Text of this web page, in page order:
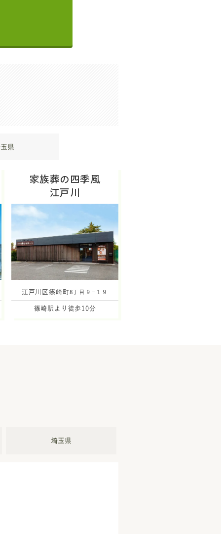
県
家族葬の四季風
江戸川
江戸川区篠崎町8丁目９−１９
篠崎駅より徒歩10分
埼玉県